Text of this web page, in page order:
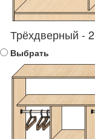
Трёхдверный - 2
Выбрать